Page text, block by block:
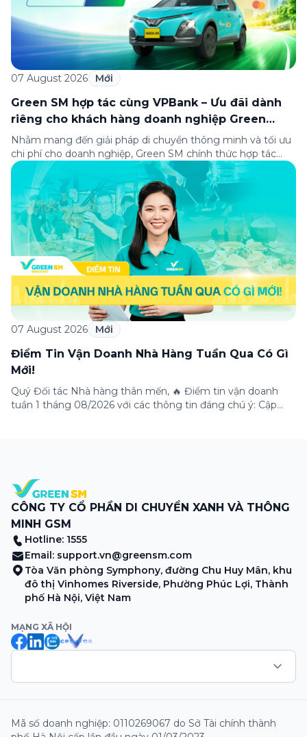
07 August 2026 Mới
Green SM hợp tác cùng VPBank – Ưu đãi dành
riêng cho khách hàng doanh nghiệp Green
Business
Nhằm mang đến giải pháp di chuyển thông minh và tối ưu
chi phí cho doanh nghiệp, Green SM chính thức hợp tác
cùng VPBank triển khai chương trình ưu đãi dành riêng cho
khách hàng đăng ký thẻ Doanh nghiệp Green Business.
Thông qua chương trình, doanh nghiệp có thể tận hưởng
nhiều ưu […]
07 August 2026 Mới
Điểm Tin Vận Doanh Nhà Hàng Tuần Qua Có Gì
Mới!
Quý Đối tác Nhà hàng thân mến, 🔥 Điểm tin vận doanh
tuần 1 tháng 08/2026 với các thông tin đáng chú ý: Cập
CÔNG TY CỔ PHẦN DI CHUYỂN XANH VÀ THÔNG
MINH GSM
Hotline: 1555
Email: support.vn@greensm.com
Tòa Văn phòng Symphony, đường Chu Huy Mân, khu
đô thị Vinhomes Riverside, Phường Phúc Lợi, Thành
phố Hà Nội, Việt Nam
MẠNG XÃ HỘI
Mã số doanh nghiệp: 0110269067 do Sở Tài chính thành